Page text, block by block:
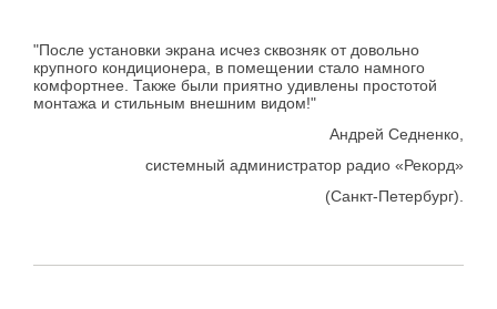
"После установки экрана исчез сквозняк от довольно
крупного кондиционера, в помещении стало намного
комфортнее. Также были приятно удивлены простотой
монтажа и стильным внешним видом!"
Андрей Седненко,
системный администратор радио «Рекорд»
(Санкт-Петербург).